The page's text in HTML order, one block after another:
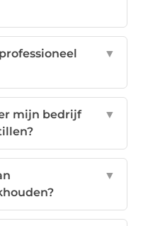
▼
mijn bedrijf
▼
▼